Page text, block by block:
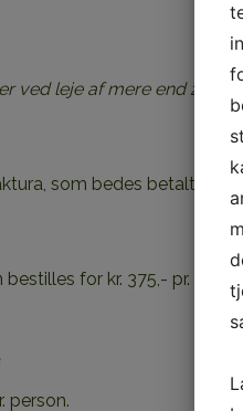
ved leje af mere end 2
som bedes betalt
for kr. 375,- pr.
person.